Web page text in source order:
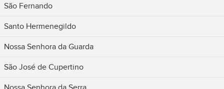
São Fernando
Santo Hermenegildo
Nossa Senhora da Guarda
São José de Cupertino